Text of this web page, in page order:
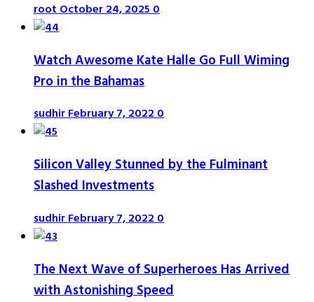
rootOctober 24, 20250
Watch Awesome Kate Halle Go Full Wiming
Pro in the Bahamas
sudhirFebruary 7, 20220
Silicon Valley Stunned by the Fulminant
Slashed Investments
sudhirFebruary 7, 20220
The Next Wave of Superheroes Has Arrived
with Astonishing Speed